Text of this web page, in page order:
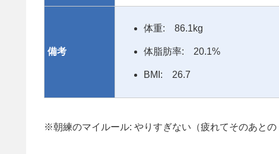
備考
体重: 86.1kg
体脂肪率: 20.1%
BMI: 26.7
※朝練のマイルール: やりすぎない（疲れてそのあとの